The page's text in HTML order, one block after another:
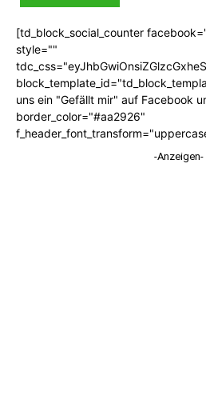
[td_block_social_counter
style=""
uns ein "Gefällt mir" auf Facebook
border_color="#aa2926"
-Anzeigen-